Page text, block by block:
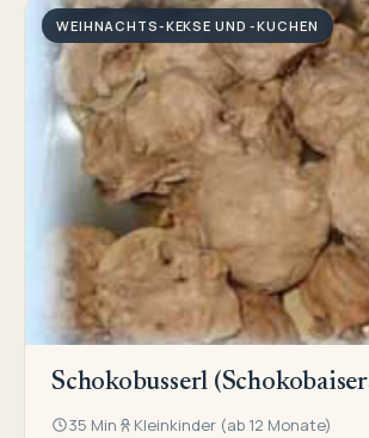
WEIHNACHTS-KEKSE UND -KUCHEN
Schokobusserl
35 Min Kleinkinder (ab 12 Monate)